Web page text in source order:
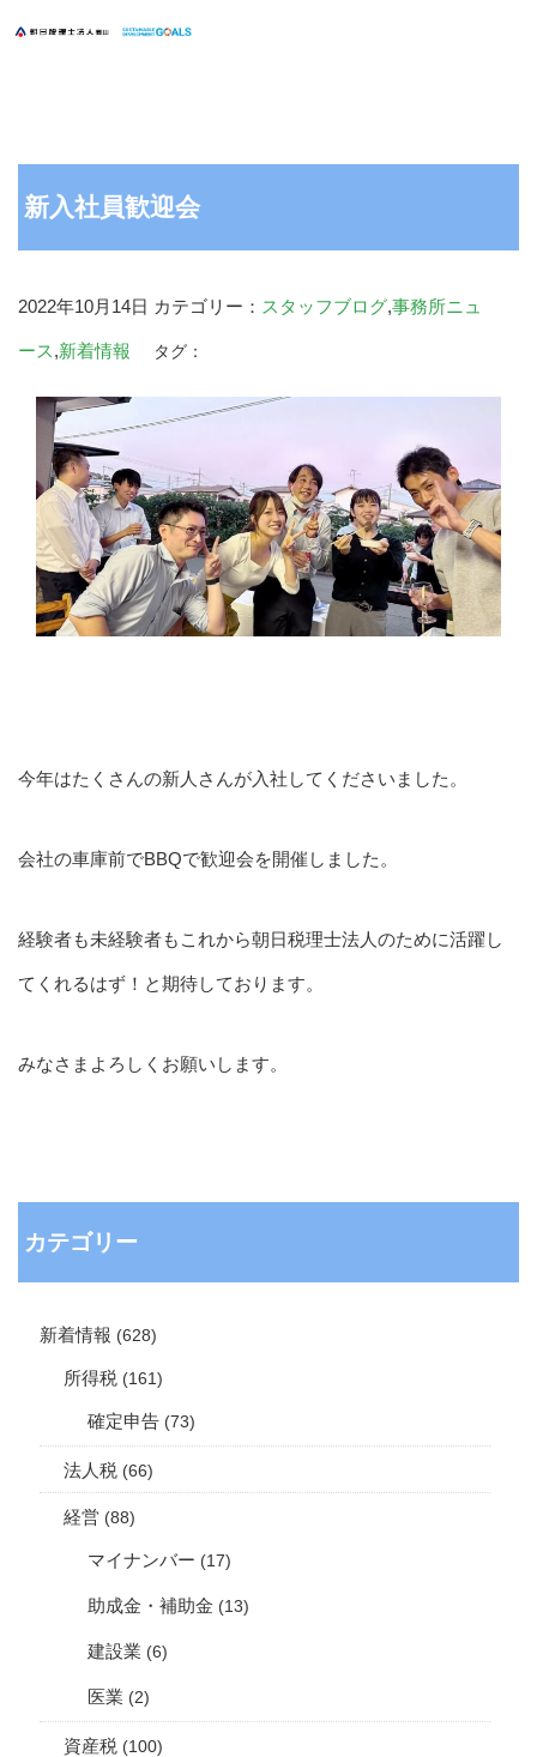
新入社員歓迎会
2022年10月14日 カテゴリー： スタッフブログ,事務所ニュ
ース,新着情報 タグ：
今年はたくさんの新人さんが入社してくださいました。
会社の車庫前でBBQで歓迎会を開催しました。
経験者も未経験者もこれから朝日税理士法人のために活躍し
てくれるはず！と期待しております。
みなさまよろしくお願いします。
カテゴリー
新着情報 (628)
所得税 (161)
確定申告 (73)
法人税 (66)
経営 (88)
マイナンバー (17)
助成金・補助金 (13)
建設業 (6)
医業 (2)
資産税 (100)